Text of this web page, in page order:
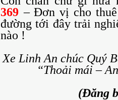
369 – Đơn vị cho
đường tới đây trải
nào !
Xe Linh An chúc Quý
“Thoải mái –
(Đăng